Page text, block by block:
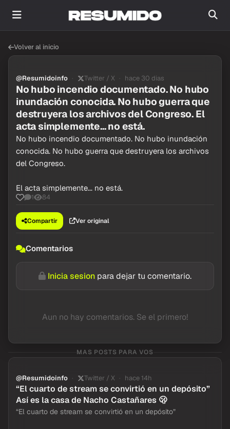
Volver al inicio
@Resumidoinfo Twitter / X hace 30 dias
No hubo incendio documentado. No hubo
inundación conocida. No hubo guerra que
destruyera los archivos del Congreso. El
acta simplemente... no está.
No hubo incendio documentado. No hubo inundación
conocida. No hubo guerra que destruyera los archivos
del Congreso.
El acta simplemente... no está.
1 84
Compartir Ver original
Comentarios
Inicia sesion para dejar tu comentario.
Aun no hay comentarios. Se el primero!
MAS POSTS PARA VOS
@Resumidoinfo Twitter / X hace 14h
“El cuarto de stream se convirtió en un depósito”
Así es la casa de Nacho Castañares 🫢
“El cuarto de stream se convirtió en un depósito”